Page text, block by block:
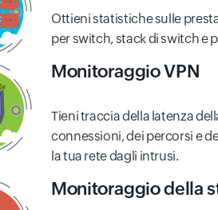
Ottieni statistiche sulle
per switch, stack di switch e
Monitoraggio VPN
Tieni traccia della latenza
connessioni, dei percorsi e
la tua rete dagli intrusi.
Monitoraggio della